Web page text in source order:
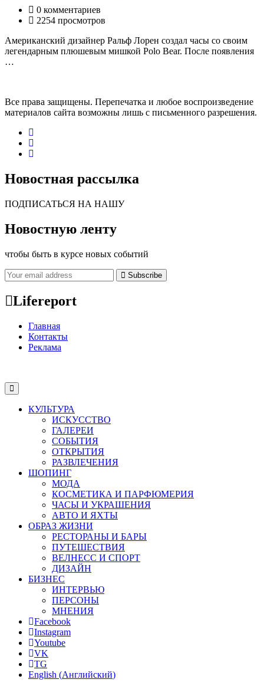
0 комментариев
2254 просмотров
Американский дизайнер Ральф Лорен создал часы со своим
легендарным плюшевым мишкой Polo Bear. После появления
…
Все права защищены. Перепечатка и любое воспроизведение
материалов сайта возможны лишь с письменного разрешения.
Новостная рассылка
ПОДПИСАТЬСЯ НА НАШУ
Новостную ленту
чтобы быть в курсе новых событий
Subscribe
Lifereport
Главная
Контакты
Реклама
КУЛЬТУРА
ИСКУССТВО
ГАЛЕРЕИ
СОБЫТИЯ
ОТКРЫТИЯ
РАЗВЛЕЧЕНИЯ
ШОПИНГ
МОДА
КОСМЕТИКА И ПАРФЮМЕРИЯ
ЧАСЫ И УКРАШЕНИЯ
АВТО И ЯХТЫ
ОБРАЗ ЖИЗНИ
РЕСТОРАНЫ И БАРЫ
ПУТЕШЕСТВИЯ
ВЕЛНЕСС И СПОРТ
ДИЗАЙН
БИЗНЕС
ИНТЕРВЬЮ
ПЕРСОНЫ
МНЕНИЯ
Facebook
Instagram
Youtube
VK
TG
English (Английский)